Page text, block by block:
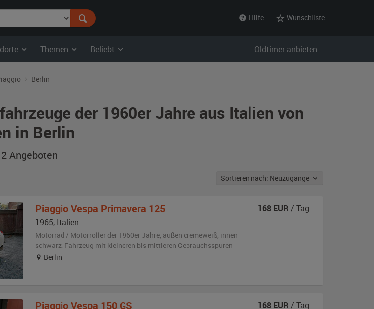
Hilfe Wunschliste
Themen Beliebt Oldtimer anbieten
Berlin
der 1960er Jahre aus Italien von
in Berlin
Angeboten
Sortieren nach: Neuzugänge
Piaggio Vespa Primavera 125
1965, Italien
Motorrad / Motorroller der 1960er Jahre, außen cremeweiß, innen
schwarz, Fahrzeug mit kleineren bis mittleren Gebrauchsspuren
Berlin
168 EUR / Tag
Piaggio Vespa 150 GS 168 EUR / Tag